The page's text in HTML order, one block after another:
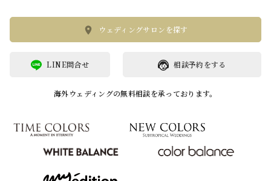
ウェディングサロンを探す
相談予約をする
LINE問合せ
海外ウェディングの無料相談を承っております。